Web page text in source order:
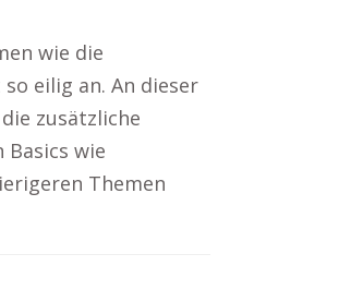
wie die
eilig an. An dieser
zusätzliche
wie
Themen